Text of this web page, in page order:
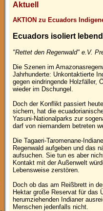
Aktuell
AKTION zu Ecuadors
Ecuadors isoliert
"Rettet den Regenwald" e.V.
Die Szenen im
Jahrhunderte: Unkontaktierte
gegen eindringende Holzfäller,
wieder im Dschungel.
Doch der Konflikt passiert
sichern, hat die
Yasuni-Nationalparks zur
darf von niemandem betreten
Die Tagaeri-Taromenane-
Regenwald aufgeben und das
aufsuchen. Sie tun es aber
Kontakt mit der Außenwelt
Lebensweise zerstören.
Doch ob das am Reißbrett in
Hektar große Reservat für das
herumziehenden Indianer
Menschen jedenfalls nicht.